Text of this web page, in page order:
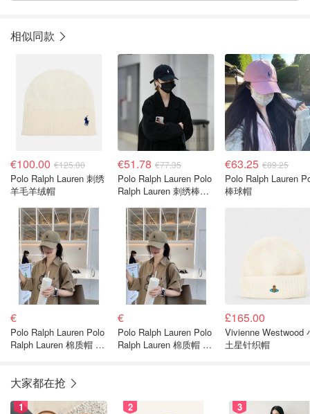
相似同款
€100.00 €125.00
Polo Ralph Lauren 刺绣
羊毛羊绒帽
€51.78 €77.35
Polo Ralph Lauren Polo
Ralph Lauren 刺绣棒球
€63.25 €89.25
Polo Ralph Lauren
棒球帽
€
Polo Ralph Lauren Polo
Ralph Lauren 棉质帽 刺
€
Polo Ralph Lauren Polo
Ralph Lauren 棉质帽 刺
£165.00
Vivienne Westwood
土星针织帽
大家都在抢
1 2 3